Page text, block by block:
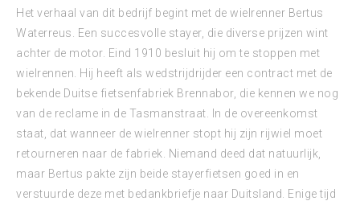
Het verhaal van dit bedrijf begint met de wielrenner Bertus
Waterreus. Een succesvolle stayer, die diverse prijzen wint
achter de motor. Eind 1910 besluit hij om te stoppen met
wielrennen. Hij heeft als wedstrijdrijder een contract met de
bekende Duitse fietsenfabriek Brennabor, die kennen we nog
van de reclame in de Tasmanstraat. In de overeenkomst
staat, dat wanneer de wielrenner stopt hij zijn rijwiel moet
retourneren naar de fabriek. Niemand deed dat natuurlijk,
maar Bertus pakte zijn beide stayerfietsen goed in en
verstuurde deze met bedankbriefje naar Duitsland. Enige tijd